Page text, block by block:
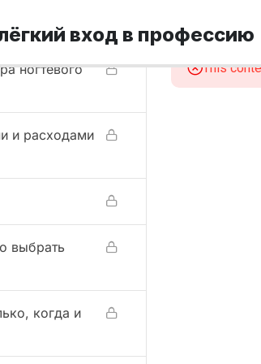
ногтевого
и расходами
выбрать
когда и
вход в профессию
This